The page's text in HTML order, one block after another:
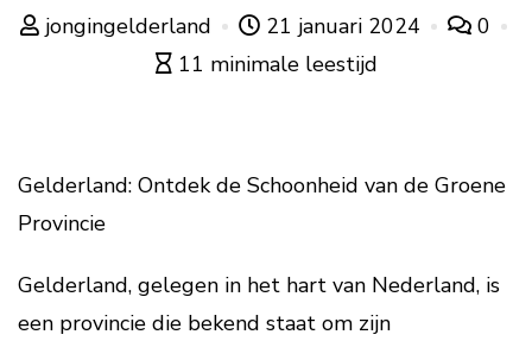
jongingelderland 21 januari 2024
0
11 minimale leestijd
Gelderland: Ontdek de Schoonheid van de Groene
Provincie
Gelderland, gelegen in het hart van Nederland, is
een provincie die bekend staat om zijn